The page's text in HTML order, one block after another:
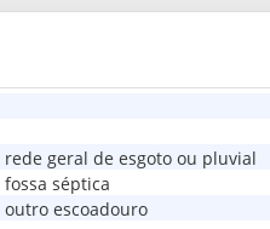
geral de esgoto ou pluvial
séptica
escoadouro